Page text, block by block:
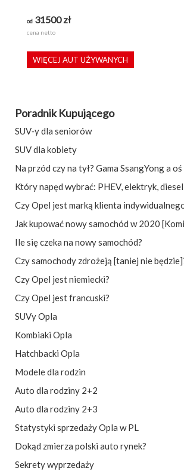
od 31500zł
cena netto
WIĘCEJ AUT UŻYWANYCH
Poradnik Kupującego
SUV‑y dla seniorów
SUV dla kobiety
Na przód czy na tył? Gama SsangYong a
Który napęd wybrać: PHEV, elektryk,
Czy Opel jest marką klienta
Jak kupować nowy samochód w 2020
Ile się czeka na nowy samochód?
Czy samochody zdrożeją [taniej nie
Czy Opel jest niemiecki?
Czy Opel jest francuski?
SUVy Opla
Kombiaki Opla
Hatchbacki Opla
Modele dla rodzin
Auto dla rodziny 2+2
Auto dla rodziny 2+3
Statystyki sprzedaży Opla w PL
Dokąd zmierza polski auto rynek?
Sekrety wyprzedaży